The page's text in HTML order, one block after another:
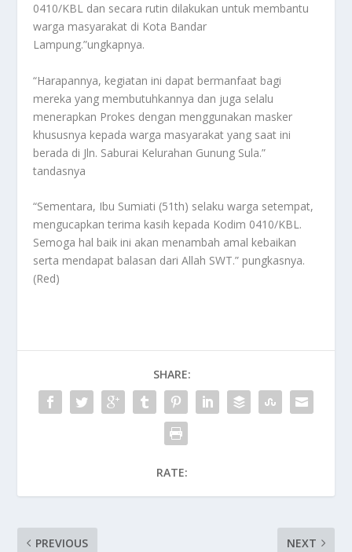
0410/KBL dan secara rutin dilakukan untuk membantu
warga masyarakat di Kota Bandar
Lampung.”ungkapnya.
“Harapannya, kegiatan ini dapat bermanfaat bagi
mereka yang membutuhkannya dan juga selalu
menerapkan Prokes dengan menggunakan masker
khususnya kepada warga masyarakat yang saat ini
berada di Jln. Saburai Kelurahan Gunung Sula.”
tandasnya
“Sementara, Ibu Sumiati (51th) selaku warga setempat,
mengucapkan terima kasih kepada Kodim 0410/KBL.
Semoga hal baik ini akan menambah amal kebaikan
serta mendapat balasan dari Allah SWT.” pungkasnya.
(Red)
SHARE:
RATE:
PREVIOUS NEXT